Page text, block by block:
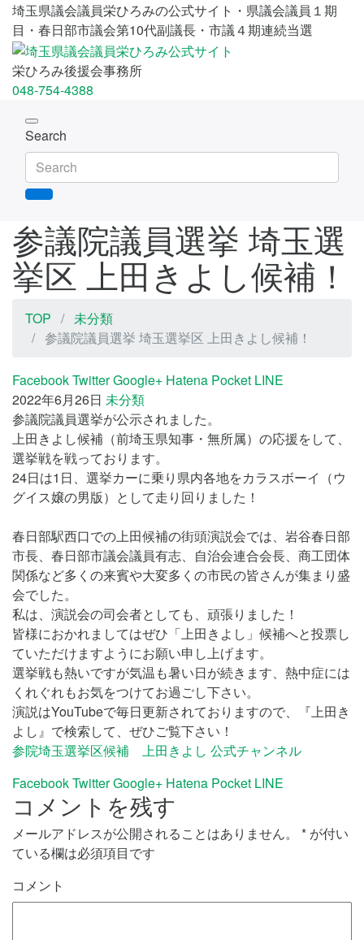
埼玉県議会議員栄ひろみの公式サイト・県議会議員１期
目・春日部市議会第10代副議長・市議４期連続当選
栄ひろみ後援会事務所
048-754-4388
Toggle
navigation
Search
参議院議員選挙 埼玉選
挙区 上田きよし候補！
TOP
未分類
参議院議員選挙 埼玉選挙区 上田きよし候補！
FacebookTwitterGoogle+ Hatena Pocket LINE
2022年6月26日 未分類
参議院議員選挙が公示されました。
上田きよし候補（前埼玉県知事・無所属）の応援をして、
選挙戦を戦っております。
24日は1日、選挙カーに乗り県内各地をカラスボーイ（ウ
グイス嬢の男版）として走り回りました！
春日部駅西口での上田候補の街頭演説会では、岩谷春日部
市長、春日部市議会議員有志、自治会連合会長、商工団体
関係など多くの来賓や大変多くの市民の皆さんが集まり盛
会でした。
私は、演説会の司会者としても、頑張りました！
皆様におかれましてはぜひ「上田きよし」候補へと投票し
ていただけますようにお願い申し上げます。
選挙戦も熱いですが気温も暑い日が続きます、熱中症には
くれぐれもお気をつけてお過ごし下さい。
演説はYouTubeで毎日更新されておりますので、『上田き
よし』で検索して、ぜひご覧下さい！
参院埼玉選挙区候補 上田きよし 公式チャンネル
FacebookTwitterGoogle+ Hatena Pocket LINE
コメントを残す
メールアドレスが公開されることはありません。 * が付い
ている欄は必須項目です
コメント